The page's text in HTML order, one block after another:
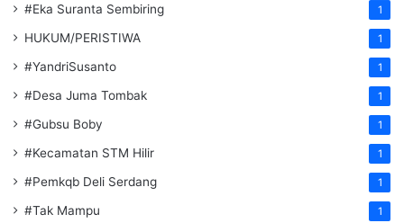
#Eka Suranta Sembiring 1
HUKUM/PERISTIWA 1
#YandriSusanto 1
#Desa Juma Tombak 1
#Gubsu Boby 1
#Kecamatan STM Hilir 1
#Pemkqb Deli Serdang 1
#Tak Mampu 1